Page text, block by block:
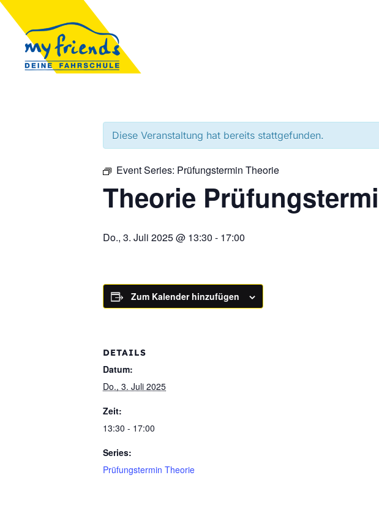
Diese Veranstaltung hat bereits stattgefunden.
Event Series: Prüfungstermin Theorie
Theorie
Do., 3. Juli 2025 @ 13:30 - 17:00
Zum Kalender hinzufügen
DETAILS
Datum:
Do., 3. Juli 2025
Zeit:
13:30 - 17:00
Series:
Prüfungstermin Theorie